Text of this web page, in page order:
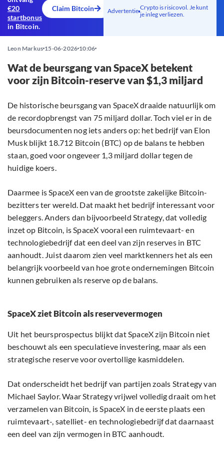
€20
startbonus
in Bitcoin.
Claim Bitcoin Advertentie Crypto is risicovol. Je kunt
je inleg verliezen.
Leon Markus 15-06-2026 10:06
Wat de beursgang van SpaceX betekent
voor zijn Bitcoin-reserve van $1,3 miljard
De historische beursgang van SpaceX draaide natuurlijk om
de recordopbrengst van 75 miljard dollar. Toch viel er in de
beursdocumenten nog iets anders op: het bedrijf van Elon
Musk blijkt 18.712 Bitcoin (BTC) op de balans te hebben
staan, goed voor ongeveer 1,3 miljard dollar tegen de
huidige koers.
Daarmee is SpaceX een van de grootste zakelijke Bitcoin-
bezitters ter wereld. Dat maakt het bedrijf interessant voor
beleggers. Anders dan bijvoorbeeld Strategy, dat volledig
inzet op Bitcoin, is SpaceX vooral een ruimtevaart- en
technologiebedrijf dat een deel van zijn reserves in BTC
aanhoudt. Juist daarom zien veel marktkenners het als een
belangrijk voorbeeld van hoe grote ondernemingen Bitcoin
kunnen gebruiken als reserve op de balans.
SpaceX ziet Bitcoin als reservevermogen
Uit het beursprospectus blijkt dat SpaceX zijn Bitcoin niet
beschouwt als een speculatieve investering, maar als een
strategische reserve voor overtollige kasmiddelen.
Dat onderscheidt het bedrijf van partijen zoals Strategy van
Michael Saylor. Waar Strategy vrijwel volledig draait om het
verzamelen van Bitcoin, is SpaceX in de eerste plaats een
ruimtevaart-, satelliet- en technologiebedrijf dat daarnaast
een deel van zijn vermogen in BTC aanhoudt.